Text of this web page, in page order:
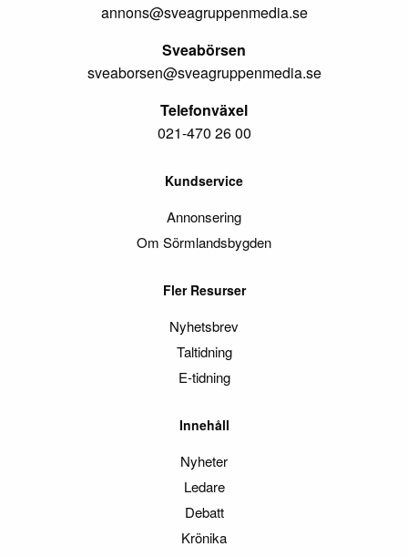
annons@sveagruppenmedia.se
Sveabörsen
sveaborsen@sveagruppenmedia.se
Telefonväxel
021-470 26 00
Kundservice
Annonsering
Om Sörmlandsbygden
Fler Resurser
Nyhetsbrev
Taltidning
E-tidning
Innehåll
Nyheter
Ledare
Debatt
Krönika